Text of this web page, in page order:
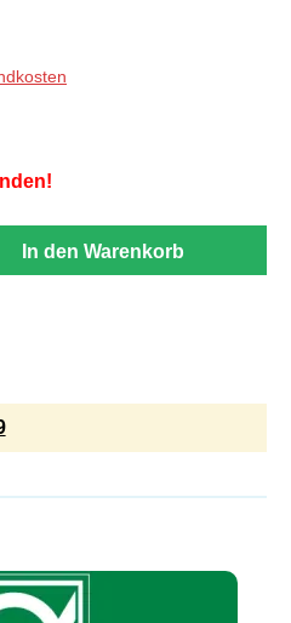
In den Warenkorb